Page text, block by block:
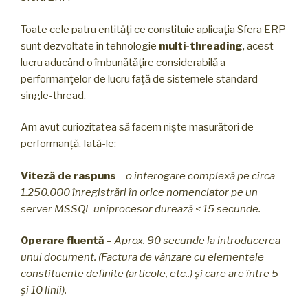
Toate cele patru entităţi ce constituie aplicaţia Sfera ERP
sunt dezvoltate în tehnologie multi-threading, acest
lucru aducând o îmbunătăţire considerabilă a
performanţelor de lucru faţă de sistemele standard
single-thread.
Am avut curiozitatea să facem niște masurători de
performanță. Iată-le:
Viteză de raspuns – o interogare complexă pe circa
1.250.000 înregistrări în orice nomenclator pe un
server MSSQL uniprocesor durează < 15 secunde.
Operare fluentă – Aprox. 90 secunde la introducerea
unui document. (Factura de vânzare cu elementele
constituente definite (articole, etc..) şi care are între 5
şi 10 linii).